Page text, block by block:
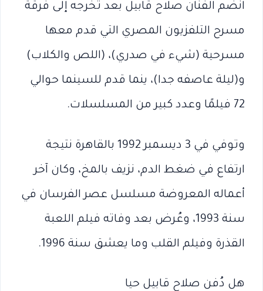
انضم الفنان صلاح قابيل بعد تخرجه إلى فرقة
مسرح التلفزيون المصري التي قدم معها
مسرحية (شيء في صدري)، (اللص والكلاب)
و(ليلة عاصفه جدا)، ينما قدم للسينما حوالي
72 فيلمًا وعدد كبير من المسلسلات.
وتوفي في 3 ديسمبر 1992 بالقاهرة نتيجة
ارتفاع في ضغط الدم، نزيف بالمخ، وكان آخر
أعماله المعروضة مسلسل عصر الفرسان في
سنة 1993، وعُرض بعد وفاته فيلم اللعبة
القذرة وفيلم القلب وما يعشق سنة 1996.
هل دُفن صلاح قابيل حيا